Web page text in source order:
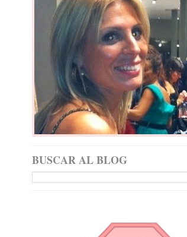
BUSCAR AL BLOG